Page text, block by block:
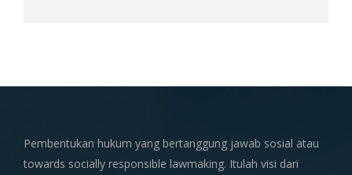
Pembentukan hukum yang bertanggung jawab sosial atau
towards socially responsible lawmaking. Itulah visi dari